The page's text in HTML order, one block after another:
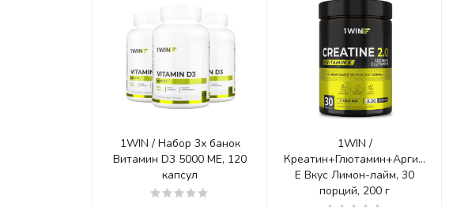
1WIN / Набор 3х банок
Витамин D3 5000 ME, 120
капсул
1WIN /
Е Вкус Лимон-лайм, 30
порций, 200 г